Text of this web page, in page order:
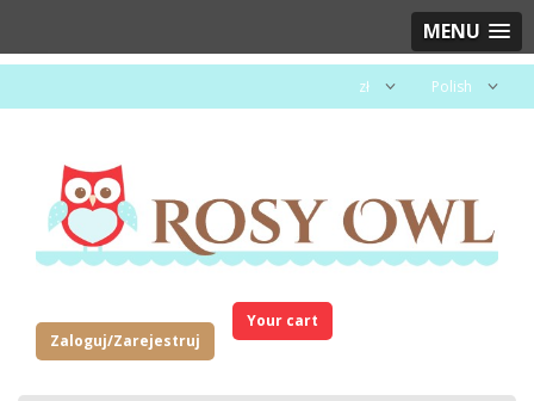
MENU
Polish
zł
Zaloguj/Zarejestruj
Your cart